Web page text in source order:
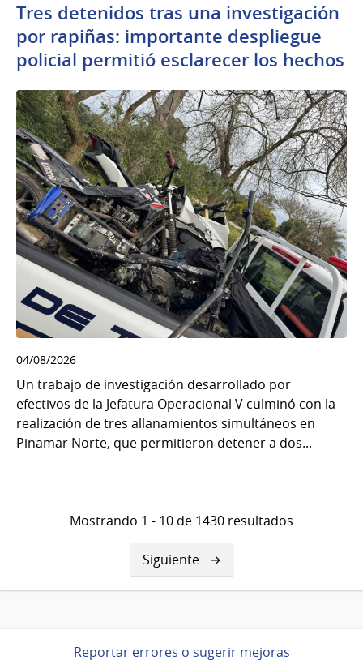
Tres detenidos tras una investigación
por rapiñas: importante despliegue
policial permitió esclarecer los hechos
04/08/2026
Un trabajo de investigación desarrollado por
efectivos de la Jefatura Operacional V culminó con la
realización de tres allanamientos simultáneos en
Pinamar Norte, que permitieron detener a dos...
Mostrando 1 - 10 de 1430 resultados
Siguiente
página
Siguiente
Reportar errores o sugerir mejoras